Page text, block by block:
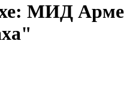
МИД